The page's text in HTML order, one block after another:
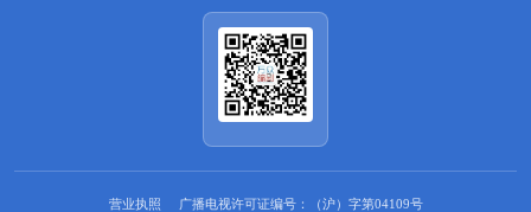
营业执照 广播电视许可证编号：（沪）字第04109号